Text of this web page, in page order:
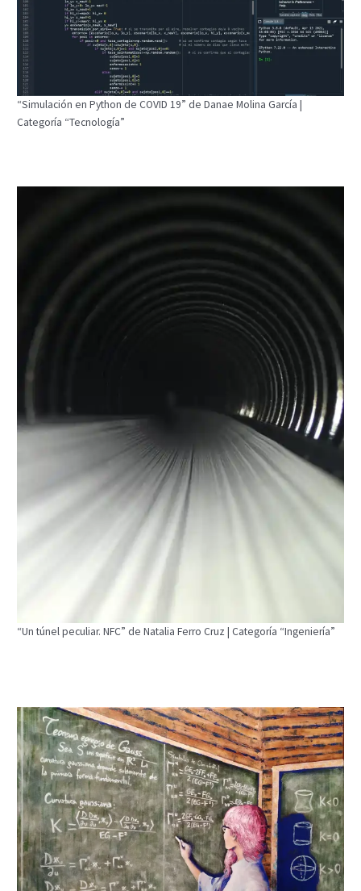
“Simulación en Python de COVID 19” de Danae Molina García |
Categoría “Tecnología”
“Un túnel peculiar. NFC” de Natalia Ferro Cruz | Categoría “Ingeniería”